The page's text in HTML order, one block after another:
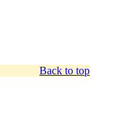
Back to top